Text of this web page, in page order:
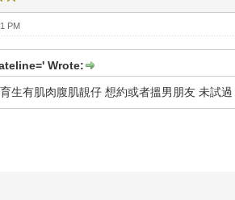
PM
Wrote:
生有肌肉腹肌靚仔 想約或者搵男朋友 未試